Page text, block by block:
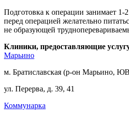
Подготовка к операции занимает 1-
перед операцией желательно
не образующей
Клиники, предоставляющие
Марьино
м. Братиславская (р-он Марьино,
ул. Перерва, д. 39, 41
Коммунарка